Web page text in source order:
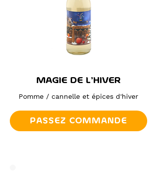
MAGIE DE L'HIVER
Pomme / cannelle et épices d'hiver
PASSEZ COMMANDE